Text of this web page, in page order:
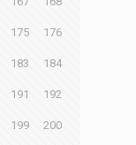
175 176
183 184
191 192
199 200